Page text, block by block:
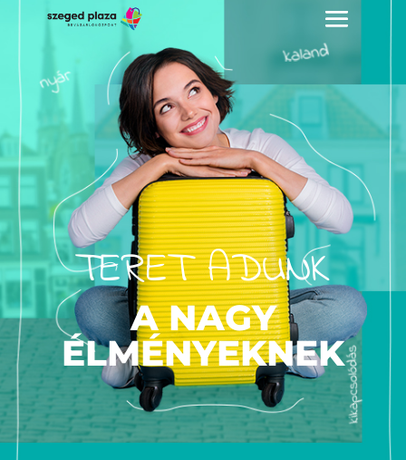
TERET ADUNK
A NAGY
ÉLMÉNYEKNEK